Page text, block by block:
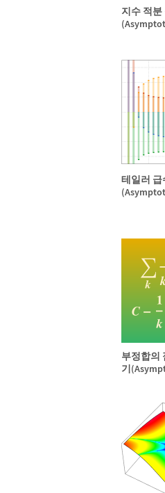
지수 적
테일러 급
부정합의
기